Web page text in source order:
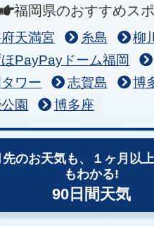
福岡県のおすすめス
天満宮 糸島
柳川
PayPayドーム福岡
ワー
志賀島
博
園
博多座
のお天気も、
１ヶ月以
もわかる!
90日間天気